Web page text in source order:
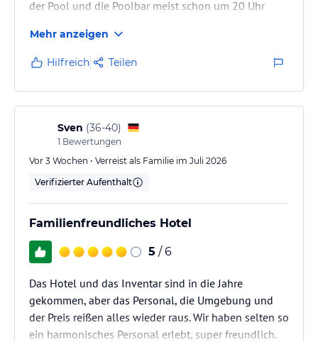
der Pool und die Poolbar meist schon um 20 Uhr
Barkeeper gab sondern das man sich seine Getränke
selbst mixen musste. Die Snackbar war ebenfalls
nicht vorhanden.
Getränke zum großen Teil mit Süßstoff und viel zu
konzentriert
Mehr anzeigen
Hilfreich Teilen
Sven (36-40)
1 Bewertungen
Vor 3 Wochen • Verreist als Familie im Juli 2026
Verifizierter Aufenthalt
Familienfreundliches Hotel
5 / 6
Das Hotel und das Inventar sind in die Jahre
gekommen, aber das Personal, die Umgebung und
der Preis reißen alles wieder raus. Wir haben selten so
ein harmonisches Personal erlebt, super freundlich.